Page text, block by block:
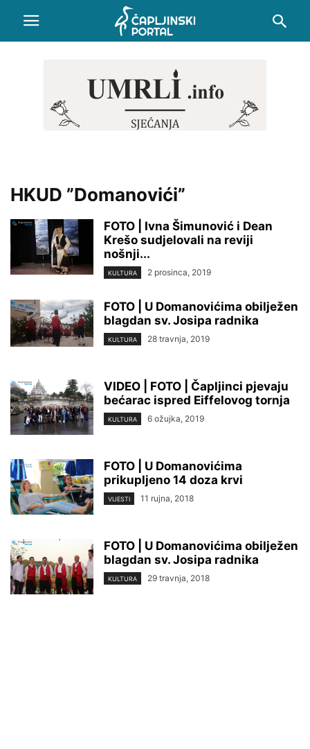
HKUD ”Domanovići”
FOTO | Ivna Šimunović i Dean
Krešo sudjelovali na reviji
nošnji...
KULTURA 2 prosinca, 2019
FOTO | U Domanovićima obilježen
blagdan sv. Josipa radnika
KULTURA 28 travnja, 2019
VIDEO | FOTO | Čapljinci pjevaju
bećarac ispred Eiffelovog tornja
KULTURA 6 ožujka, 2019
FOTO | U Domanovićima
prikupljeno 14 doza krvi
VIJESTI 11 rujna, 2018
FOTO | U Domanovićima obilježen
blagdan sv. Josipa radnika
KULTURA 29 travnja, 2018